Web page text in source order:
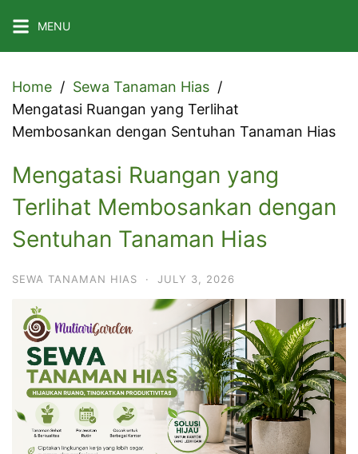
to
MENU
Home
Sewa Tanaman Hias
Mengatasi Ruangan yang Terlihat
Membosankan dengan Sentuhan Tanaman Hias
Mengatasi Ruangan yang
Terlihat Membosankan dengan
Sentuhan Tanaman Hias
SEWA TANAMAN HIAS · JULY 3, 2026